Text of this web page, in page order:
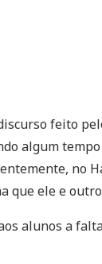
feito
algum
no
que ele e
alunos a